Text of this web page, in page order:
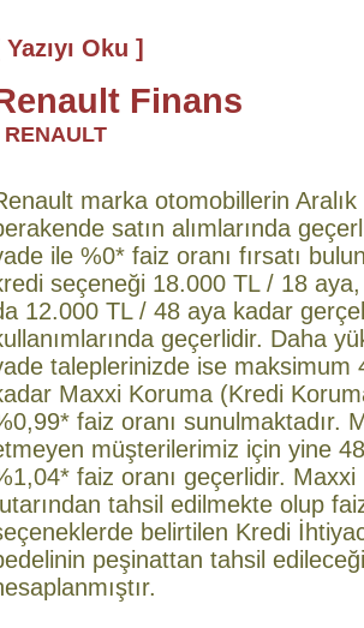
Yazıyı Oku ]
Finans
RENAULT
marka otomobillerin
satın alımlarında
ile %0* faiz oranı fırsatı
seçeneği 18.000 TL / 18
12.000 TL / 48 aya kadar
geçerlidir. Daha
taleplerinizde ise maksimum
Maxxi Koruma (Kredi
faiz oranı sunulmaktadır.
müşterilerimiz için yine
faiz oranı geçerlidir.
tahsil edilmekte olup
belirtilen Kredi
peşinattan tahsil